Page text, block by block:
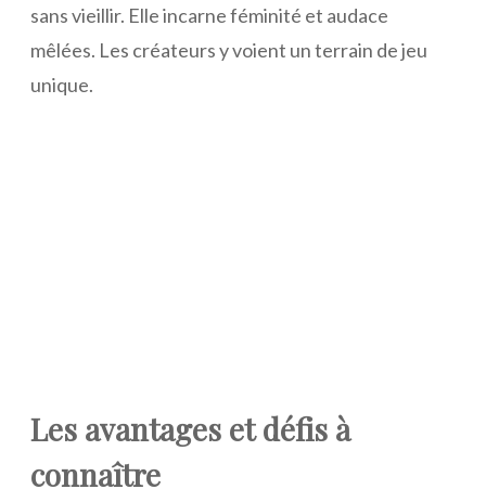
sans vieillir. Elle incarne féminité et audace
mêlées. Les créateurs y voient un terrain de jeu
unique.
Les avantages et défis à
connaître